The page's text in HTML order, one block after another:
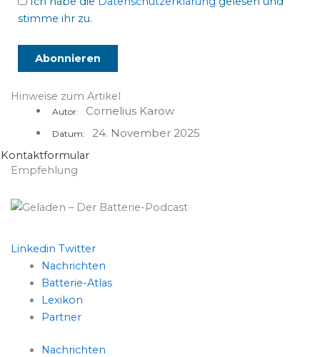
stimme ihr zu.
Hinweise zum Artikel
Autor: Cornelius Karow
Datum: 24. November 2025
Kontaktformular
Empfehlung
Linkedin Twitter
Nachrichten
Batterie-Atlas
Lexikon
Partner
Nachrichten